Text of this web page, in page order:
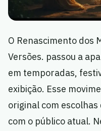
O Renascimento dos
Versões. passou a
em temporadas,
exibição. Esse
original com
com o público atual.